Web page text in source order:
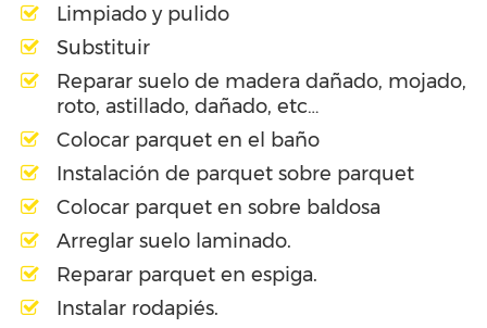
Limpiado y pulido
Substituir
Reparar suelo de madera dañado, mojado,
roto, astillado, dañado, etc…
Colocar parquet en el baño
Instalación de parquet sobre parquet
Colocar parquet en sobre baldosa
Arreglar suelo laminado.
Reparar parquet en espiga.
Instalar rodapiés.